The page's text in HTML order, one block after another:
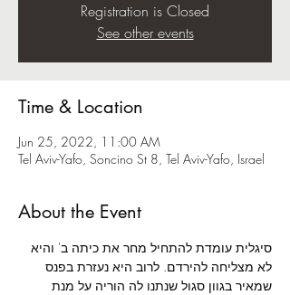
Registration is Closed
See other events
Time & Location
Jun 25, 2022, 11:00 AM
Tel Aviv-Yafo, Soncino St 8, Tel Aviv-Yafo, Israel
About the Event
סיגלית עומדת להתחיל מחר את כיתה ב' והיא
לא מצליחה להירדם. לרוב היא נעזרת בפנס
שמאיר בגוון סגול שנתנו לה הוריה על מנת